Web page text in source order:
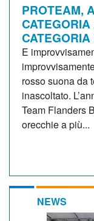
PROTEAM,
E
rosso suona da
inascoltato.
Team Flanders
orecchie a più...
NEWS